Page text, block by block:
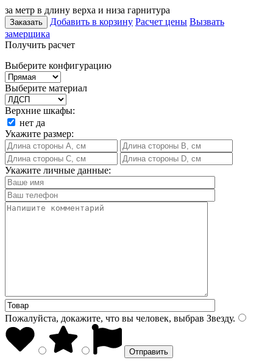
за метр в длину верха и низа гарнитура
Заказать Добавить в корзину Расчет цены Вызвать
замерщика
Получить расчет
Выберите конфигурацию
Выберите материал
Верхние шкафы:
нет да
Укажите размер:
Укажите личные данные:
Пожалуйста, докажите, что вы человек, выбрав Звезду.